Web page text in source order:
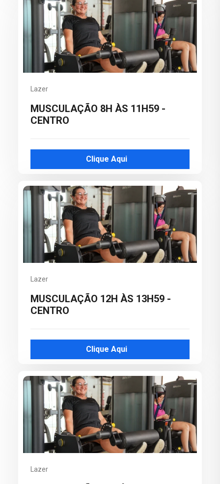
Lazer
MUSCULAÇÃO 8H ÀS 11H59 -
CENTRO
Clique Aqui
Lazer
MUSCULAÇÃO 12H ÀS 13H59 -
CENTRO
Clique Aqui
Lazer